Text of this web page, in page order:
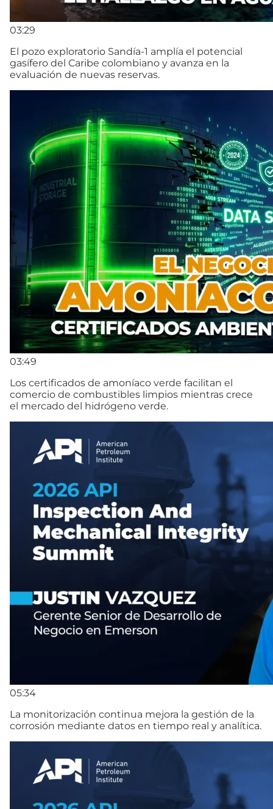
03:29
El pozo exploratorio Sandía-1 amplía el potencial
gasífero del Caribe colombiano y avanza en la
evaluación de nuevas reservas.
03:49
Los certificados de amoníaco verde facilitan el
comercio de combustibles limpios mientras crece
el mercado del hidrógeno verde.
05:34
La monitorización continua mejora la gestión de la
corrosión mediante datos en tiempo real y analítica.